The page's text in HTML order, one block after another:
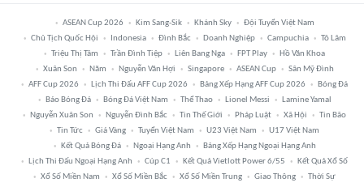
ASEAN Cup 2026 Kim Sang-Sik Khánh Sky
Đội Tuyển Việt Nam
Chủ Tịch Quốc Hội
Indonesia Đình Bắc Doanh Nghiệp Campuchia
Tô Lâm
Triệu Thị Tâm
Trần Đình Tiệp Liên Bang Nga FPT Play
Hồ Văn Khoa
Xuân Son
Năm Nguyễn Văn Hợi Singapore ASEAN Cup
Sân Mỹ Đình
AFF Cup 2026
Lịch Thi Đấu AFF Cup 2026 Bảng Xếp Hạng AFF Cup 2026
Bóng Đá
Báo Bóng Đá
Bóng Đá Việt Nam Thể Thao Lionel Messi
Lamine Yamal
Nguyễn Xuân Son
Nguyễn Đình Bắc Tin Thế Giới Pháp Luật Xã Hội
Tin Bão
Tin Tức
Giá Vàng Tuyển Việt Nam U23 Việt Nam
U17 Việt Nam
Kết Quả Bóng Đá
Ngoại Hạng Anh
Bảng Xếp Hạng Ngoại Hạng Anh
Lịch Thi Đấu Ngoại Hạng Anh
Cúp C1 Kết Quả Vietlott Power 6/55
Kết Quả Xổ Số
Xổ Số Miền Nam
Xổ Số Miền Bắc Xổ Số Miền Trung Giao Thông Thời Sự